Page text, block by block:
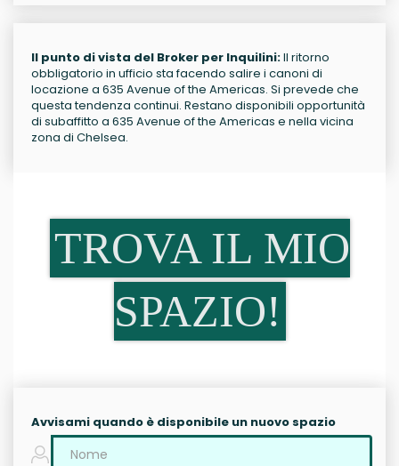
Il punto di vista del Broker per Inquilini:Il ritorno
obbligatorio in ufficio sta facendo salire i canoni di
locazione a 635 Avenue of the Americas. Si prevede che
questa tendenza continui. Restano disponibili opportunità
di subaffitto a 635 Avenue of the Americas e nella vicina
zona di Chelsea.
TROVA IL MIO
SPAZIO!
Avvisami quando è disponibile un nuovo spazio